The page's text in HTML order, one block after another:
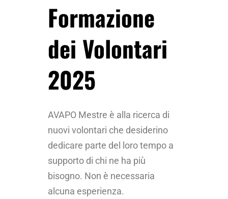
Formazione
dei Volontari
2025
AVAPO Mestre è alla ricerca di
nuovi volontari che desiderino
dedicare parte del loro tempo a
supporto di chi ne ha più
bisogno. Non è necessaria
alcuna esperienza.